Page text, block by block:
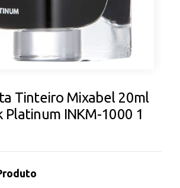
Tinteiro Mixabel 20ml
Platinum INKM-1000 1